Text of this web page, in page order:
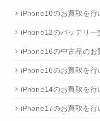
iPhone16のお買取を行
iPhone12のバッテリー
iPhone16の中古品のお
iPhone16のお買取を行
iPhone14のお買取を行
iPhone17のお買取を行